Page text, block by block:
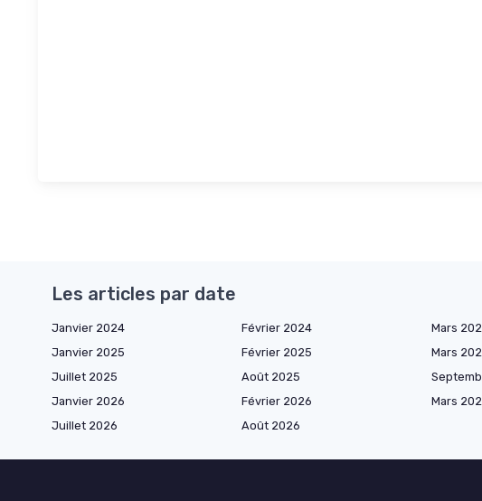
Les articles par date
Janvier 2024 Février 2024 Mars
Janvier 2025
Février 2025 Mars
Juillet 2025
Août 2025
Janvier 2026
Février 2026 Mars
Juillet 2026
Août 2026